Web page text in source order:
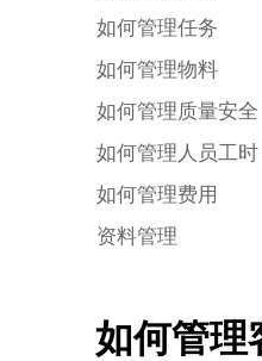
如何管理任务
如何管理物料
如何管理质量安全
如何管理人员工时
如何管理费用
资料管理
如何管理